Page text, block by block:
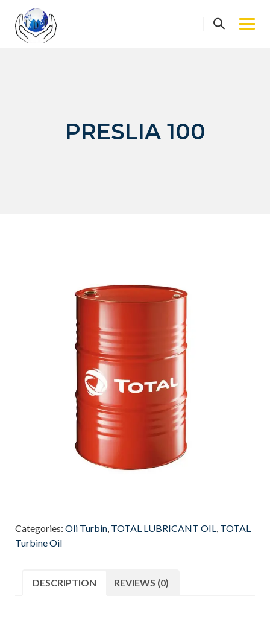
content
PRESLIA 100
Categories: Oli Turbin, TOTAL LUBRICANT OIL, TOTAL
Turbine Oil
DESCRIPTION REVIEWS (0)